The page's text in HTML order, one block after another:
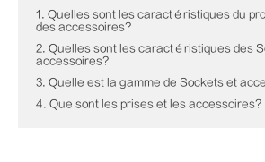
1. Quelles sont les caractéristiques du
des accessoires?
2. Quelles sont les caractéristiques des
accessoires?
3. Quelle est la gamme de Sockets et
4. Que sont les prises et les accessoires?